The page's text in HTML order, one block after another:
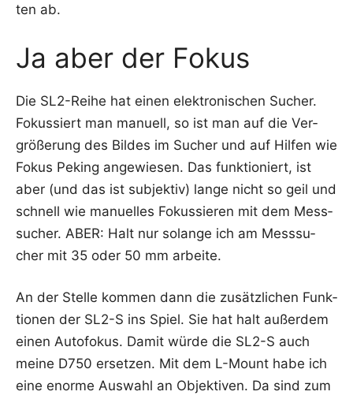
ten ab.
Ja aber der Fokus
Die SL2-Rei­he hat einen elek­tro­ni­schen Sucher.
Fokus­siert man manu­ell, so ist man auf die Ver­
grö­ße­rung des Bil­des im Sucher und auf Hil­fen wie
Fokus Peking ange­wie­sen. Das funk­tio­niert, ist
aber (und das ist sub­jek­tiv) lan­ge nicht so geil und
schnell wie manu­el­les Fokus­sie­ren mit dem Mess­
su­cher. ABER: Halt nur solan­ge ich am Mess­su­
cher mit 35 oder 50 mm arbeite.
An der Stel­le kom­men dann die zusätz­li­chen Funk­
tio­nen der SL2-S ins Spiel. Sie hat halt außer­dem
einen Auto­fo­kus. Damit wür­de die SL2-S auch
mei­ne D750 erset­zen. Mit dem L-Mount habe ich
eine enor­me Aus­wahl an Objek­ti­ven. Da sind zum